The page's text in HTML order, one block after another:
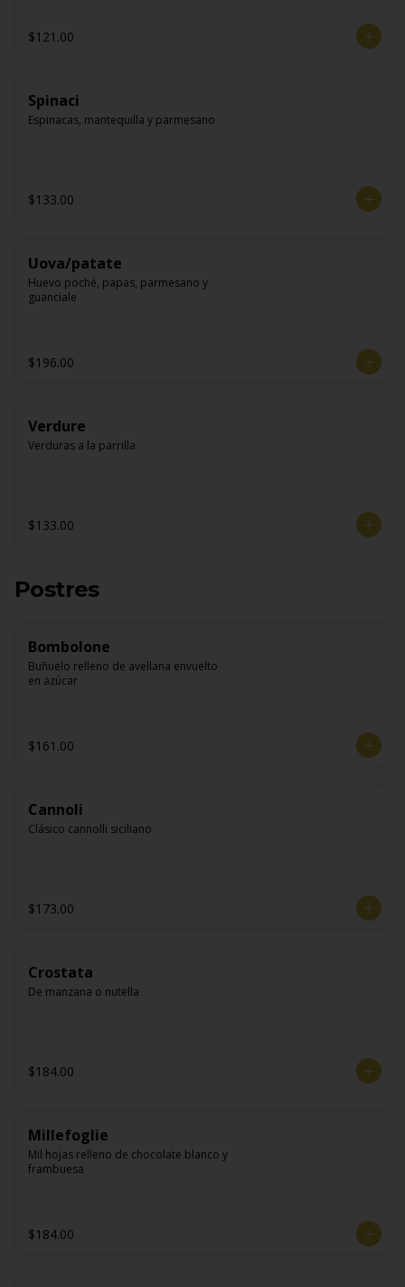
$121.00
Spinaci
Espinacas, mantequilla y parmesano
$133.00
Uova/patate
Huevo poché, papas, parmesano y
guanciale
$196.00
Verdure
Verduras a la parrilla
$133.00
Postres
Bombolone
Buñuelo relleno de avellana envuelto
en azúcar
$161.00
Cannoli
Clásico cannolli siciliano
$173.00
Crostata
De manzana o nutella
$184.00
Millefoglie
Mil hojas relleno de chocolate blanco y
frambuesa
$184.00